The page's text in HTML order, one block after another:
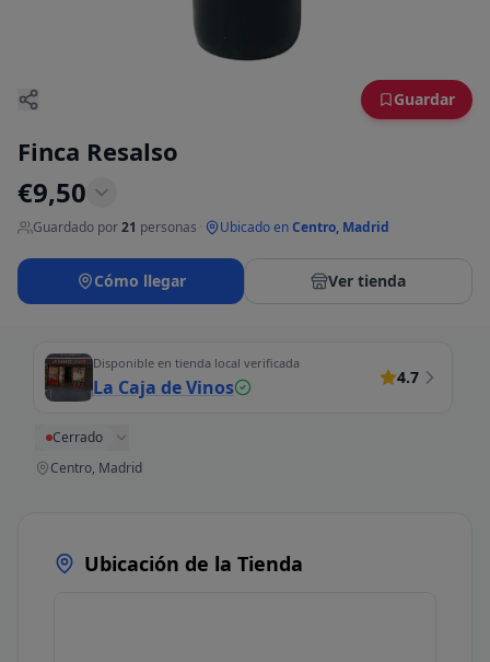
Guardar
Finca Resalso
€9,50
Guardado por21 personas Ubicado enCentro, Madrid
Cómo llegar Ver tienda
Disponible en tienda local verificada
La Caja de Vinos 4.7
Cerrado
Centro, Madrid
Ubicación de la Tienda